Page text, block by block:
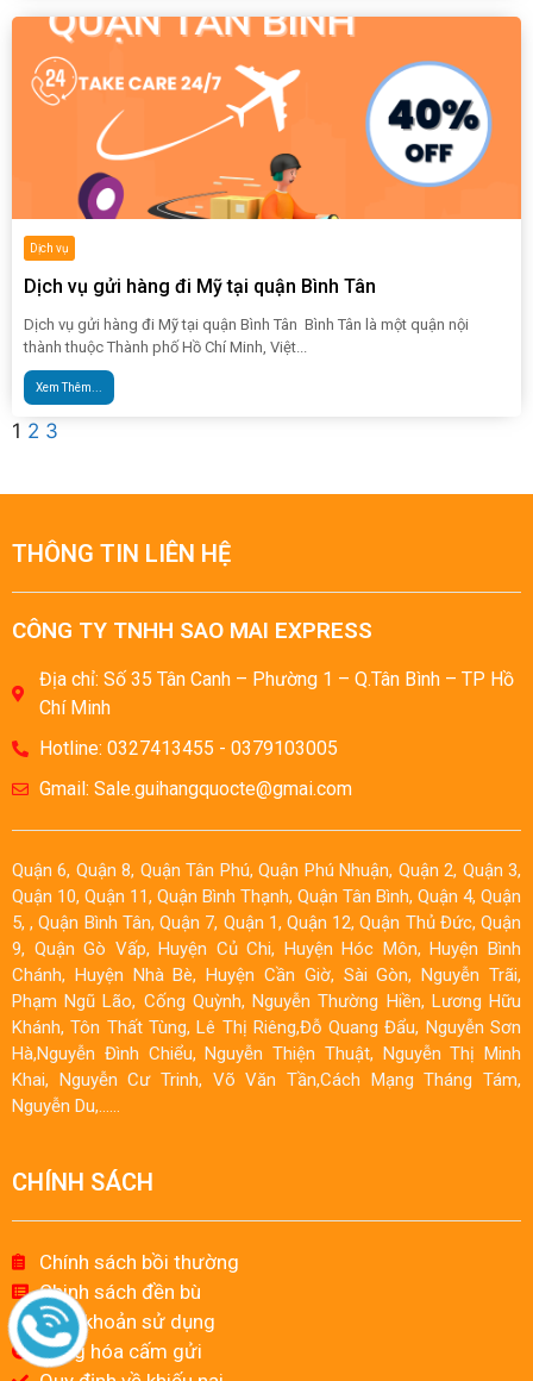
Dịch vụ
Dịch vụ gửi hàng đi Mỹ tại quận Bình Tân
Dịch vụ gửi hàng đi Mỹ tại quận Bình Tân Bình Tân là một quận nội
thành thuộc Thành phố Hồ Chí Minh, Việt...
Xem Thêm...
1 2 3
THÔNG TIN LIÊN HỆ
CÔNG TY TNHH SAO MAI EXPRESS
Địa chỉ: Số 35 Tân Canh – Phường 1 – Q.Tân Bình – TP Hồ
Chí Minh
Hotline: 0327413455 - 0379103005
Gmail: Sale.guihangquocte@gmai.com
Quận 6, Quận 8, Quận Tân Phú, Quận Phú Nhuận, Quận 2, Quận 3,
Quận 10, Quận 11, Quận Bình Thạnh, Quận Tân Bình, Quận 4, Quận
5, , Quận Bình Tân, Quận 7, Quận 1, Quận 12, Quận Thủ Đức, Quận
9, Quận Gò Vấp, Huyện Củ Chi, Huyện Hóc Môn, Huyện Bình
Chánh, Huyện Nhà Bè, Huyện Cần Giờ, Sài Gòn, Nguyễn Trãi,
Phạm Ngũ Lão, Cống Quỳnh, Nguyễn Thường Hiền, Lương Hữu
Khánh, Tôn Thất Tùng, Lê Thị Riêng,Đỗ Quang Đẩu, Nguyễn Sơn
Hà,Nguyễn Đình Chiểu, Nguyễn Thiện Thuật, Nguyễn Thị Minh
Khai, Nguyễn Cư Trinh, Võ Văn Tần,Cách Mạng Tháng Tám,
Nguyễn Du,……
CHÍNH SÁCH
Chính sách bồi thường
Chinh sách đền bù
Điều khoản sử dụng
Hàng hóa cấm gửi